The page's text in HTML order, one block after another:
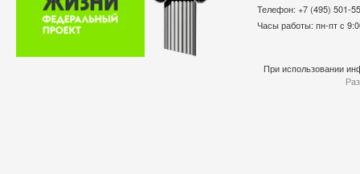
Телефон: +7 (495)
Часы работы: пн-пт с
При использовании